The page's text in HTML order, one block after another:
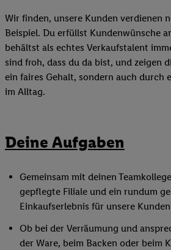
Wir finden, unsere Kunden verdienen
Beispiel. Du erfüllst Kundenwünsche
behältst als echtes Verkaufstalent
sind froh, dass du da bist, und zeigen
ein faires Gehalt, sondern auch durch
im Alltag.
Deine Aufgaben
Gemeinsam mit deinen
gepflegte Filiale und ein rundum
Einkaufserlebnis für unsere Kunden
Ob bei der Verräumung und
der Ware, beim Backen oder beim